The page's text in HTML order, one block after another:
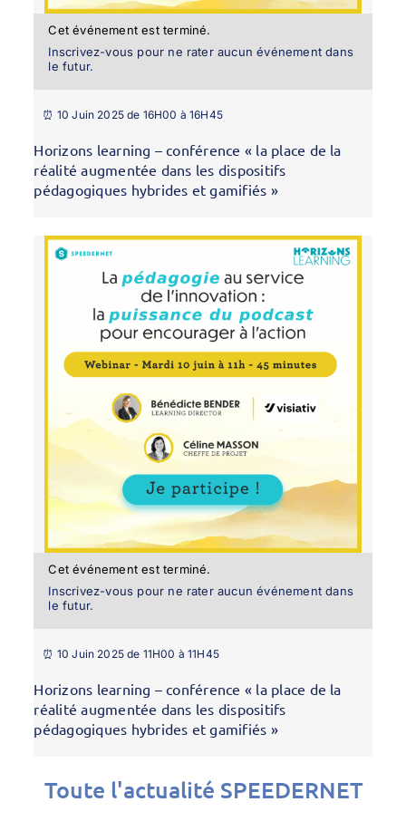
Cet événement est terminé.
Inscrivez-vous pour ne rater aucun événement dans
le futur.
⏰ 10 Juin 2025 de 16H00 à 16H45
Horizons learning – conférence « la place de la
réalité augmentée dans les dispositifs
pédagogiques hybrides et gamifiés »
Cet événement est terminé.
Inscrivez-vous pour ne rater aucun événement dans
le futur.
⏰ 10 Juin 2025 de 11H00 à 11H45
Horizons learning – conférence « la place de la
réalité augmentée dans les dispositifs
pédagogiques hybrides et gamifiés »
Toute l'actualité SPEEDERNET